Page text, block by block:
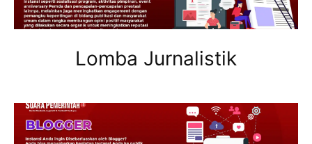
Lomba Jurnalistik